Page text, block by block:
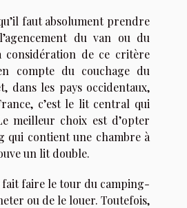
faut absolument prendre
du van ou du
considération de ce critère
compte du couchage du
dans les pays occidentaux,
c’est le lit central qui
meilleur choix est d’opter
qui contient une chambre à
un lit double.
fait faire le tour du camping-
ou de le louer. Toutefois,